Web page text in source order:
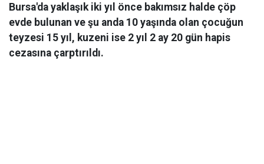
Bursa'da yaklaşık iki yıl önce bakımsız halde çöp
evde bulunan ve şu anda 10 yaşında olan çocuğun
teyzesi 15 yıl, kuzeni ise 2 yıl 2 ay 20 gün hapis
cezasına çarptırıldı.